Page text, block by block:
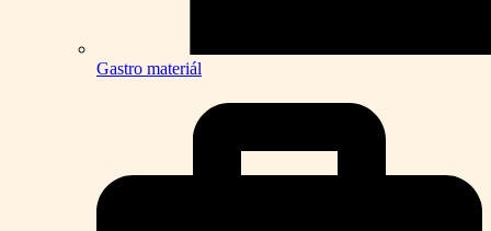
Gastro materiál